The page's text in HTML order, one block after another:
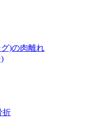
)の肉離れ
折